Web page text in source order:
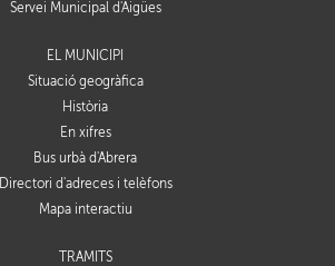
Servei Municipal d'Aigües
EL MUNICIPI
Situació geogràfica
Història
En xifres
Bus urbà d'Abrera
Directori d'adreces i telèfons
Mapa interactiu
TRÀMITS